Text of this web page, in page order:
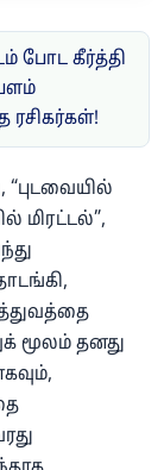
போட கீர்த்தி
மிரட்டல்”,
மூலம் தனது